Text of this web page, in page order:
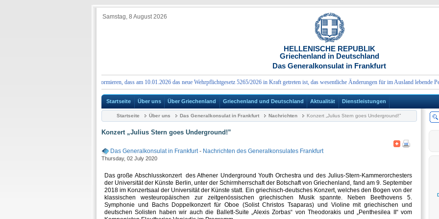
Samstag, 8 August 2026
HELLENISCHE REPUBLIK
Griechenland in Deutschland
Das Generalkonsulat in Frankfurt
Wir möchten Sie darüber informieren, dass am 10.01.2026 das neue Wehrpflichtgesetz 5265/2026 in Kraft getreten ist, das wesentliche Änderungen für im Ausland lebende
Startseite Über uns Über Griechenland Griechenland und Deutschland Aktualität Dienstleistungen
Startseite Über uns Das Generalkonsulat in Frankfurt Nachrichten Konzert „Julius Stern goes Underground!”
Konzert „Julius Stern goes Underground!”
Das Generalkonsulat in Frankfurt- Nachrichten des Generalkonsulates Frankfurt
Thursday, 02 July 2020
Das große Abschlusskonzert des Athener Underground Youth Orchestra und des Julius-Stern-Kammerorchesters
der Universität der Künste Berlin, unter der Schirmherrschaft der Botschaft von Griechenland, fand am 9. September
2018 im Konzertsaal der Universität der Künste statt. Ein griechisch-deutsches Konzert, welches den Bogen von der
klassischen westeuropäischen zur zeitgenössischen griechischen Musik spannte. Neben Beethovens 5.
Symphonie und Bachs Doppelkonzert für Oboe (Solist Christos Tsaparas) und Violine mit griechischen und
deutschen Solisten haben wir auch die Ballett-Suite „Alexis Zorbas“ von Theodorakis und „Penthesilea II“ vom